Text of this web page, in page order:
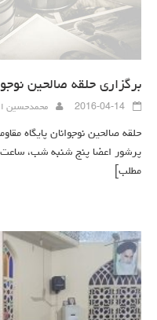
برگزاری حلقه صالحین
2016-04-14 محمدحسین
حلقه صالحین نوجوانان پایگاه
پرشور اعضا پنج شنبه شب، ساعت ۲۰:۱۵ در مسجد جامع لار برگزار
مطلب]